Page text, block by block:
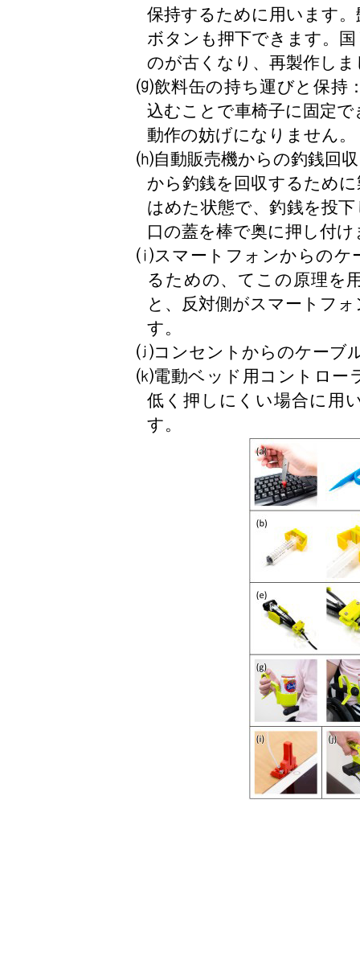
保持するために用います
ボタンも押下できます。
のが古くなり、再製作しま
⒢飲料缶の持ち運びと保持
込むことで車椅子に固定
動作の妨げになりません。
⒣自動販売機からの釣銭回
から釣銭を回収するため
はめた状態で、釣銭を投
口の蓋を棒で奥に押し付け
⒤スマートフォンからのケ
るための、てこの原理を
と、反対側がスマートフ
す。
⒥コンセントからのケーブ
⒦電動ベッド用コントロー
低く押しにくい場合に用
す。